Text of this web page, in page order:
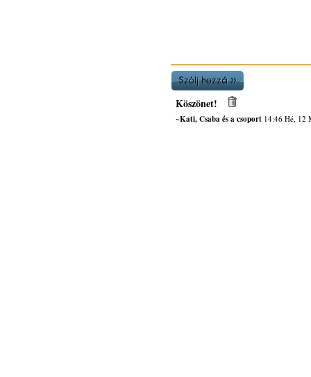
Köszönet!
~Kati, Csaba és a csoport14:46 Hé, 12